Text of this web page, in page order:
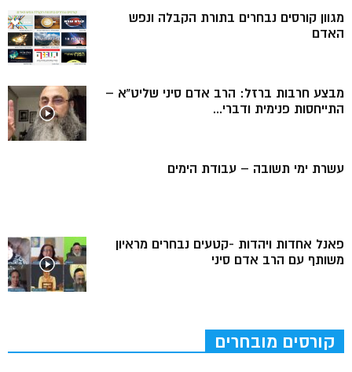
מגוון קורסים נבחרים בתורת הקבלה ונפש
האדם
מבצע חרבות ברזל: הרב אדם סיני שליט”א –
התייחסות פנימית ודברי...
עשרת ימי תשובה – עבודת הימים
פאנל אחדות ויהדות -קטעים נבחרים מראיון
משותף עם הרב אדם סיני
קורסים מובחרים